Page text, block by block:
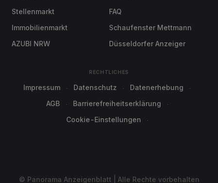
Stellenmarkt
Immobilienmarkt
AZUBI NRW
FAQ
Schaufenster Mettmann
Düsseldorfer Anzeiger
RECHTLICHES
Impressum Datenschutz
Datenerhebung
AGB
Barrierefreiheitserklärung
Cookie-Einstellungen
© Panorama Anzeigenblatt | Alle Rechte vorbehalten